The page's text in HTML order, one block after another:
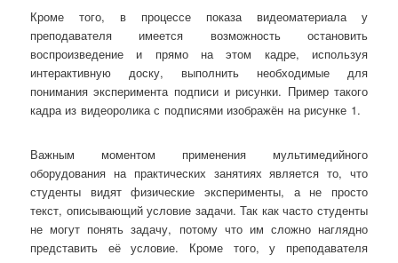
Кроме того, в процессе показа видеоматериала у
преподавателя имеется возможность остановить
воспроизведение и прямо на этом кадре, используя
интерактивную доску, выполнить необходимые для
понимания эксперимента подписи и рисунки. Пример такого
кадра из видеоролика с подписями изображён на рисунке 1.
Важным моментом применения мультимедийного
оборудования на практических занятиях является то, что
студенты видят физические эксперименты, а не просто
текст, описывающий условие задачи. Так как часто студенты
не могут понять задачу, потому что им сложно наглядно
представить её условие. Кроме того, у преподавателя